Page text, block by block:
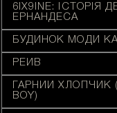
6IX9INE: ІСТОРІЯ
ЕРНАНДЕСА
БУДИНОК МОДИ
РЕЙВ
ГАРНИЙ ХЛОПЧИК
BOY)